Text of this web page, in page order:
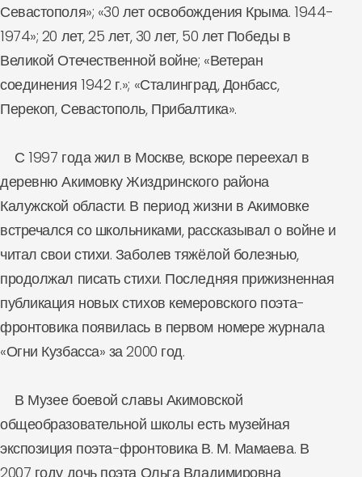
Севастополя»; «30 лет освобождения Крыма. 1944-
1974»; 20 лет, 25 лет, 30 лет, 50 лет Победы в
Великой Отечественной войне; «Ветеран
соединения 1942 г.»; «Сталинград, Донбасс,
Перекоп, Севастополь, Прибалтика».
С 1997 года жил в Москве, вскоре переехал в
деревню Акимовку Жиздринского района
Калужской области. В период жизни в Акимовке
встречался со школьниками, рассказывал о войне и
читал свои стихи. Заболев тяжёлой болезнью,
продолжал писать стихи. Последняя прижизненная
публикация новых стихов кемеровского поэта-
фронтовика появилась в первом номере журнала
«Огни Кузбасса» за 2000 год.
В Музее боевой славы Акимовской
общеобразовательной школы есть музейная
экспозиция поэта-фронтовика В. М. Мамаева. В
2007 году дочь поэта Ольга Владимировна